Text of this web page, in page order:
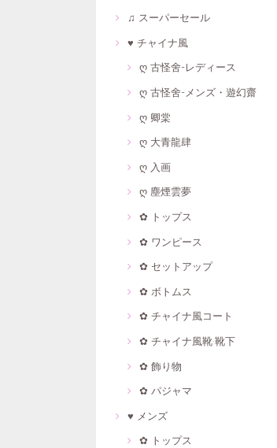
♫ スーパーセール
♥ チャイナ風
ღ 古怪舍-レディース
ღ 古怪舍-メンズ・遊幻齋
ღ 卿棠
ღ 大青龍肆
ღ 入画
ღ 塵煙雲夢
✿ トップス
✿ ワンピース
✿ セットアップ
✿ ボトムス
✿ チャイナ風コート
✿ チャイナ風靴·靴下
✿ 飾り物
✿ パジャマ
♥ メンズ
✿ トップス